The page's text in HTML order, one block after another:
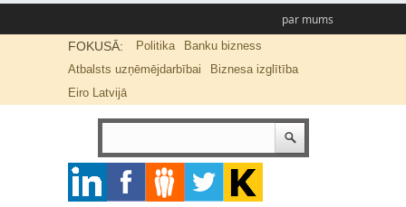
par mums
FOKUSĀ: Politika
Banku bizness
Atbalsts uzņēmējdarbībai
Biznesa izglītība
Eiro Latvijā